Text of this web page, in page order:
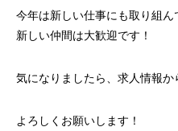
今年は新しい仕事にも取り組ん
新しい仲間は大歓迎です！
気になりましたら、求人情報か
よろしくお願いします！